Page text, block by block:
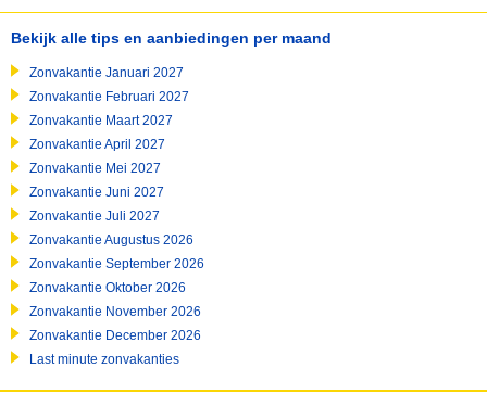
Bekijk alle tips en aanbiedingen per maand
Zonvakantie Januari 2027
Zonvakantie Februari 2027
Zonvakantie Maart 2027
Zonvakantie April 2027
Zonvakantie Mei 2027
Zonvakantie Juni 2027
Zonvakantie Juli 2027
Zonvakantie Augustus 2026
Zonvakantie September 2026
Zonvakantie Oktober 2026
Zonvakantie November 2026
Zonvakantie December 2026
Last minute zonvakanties